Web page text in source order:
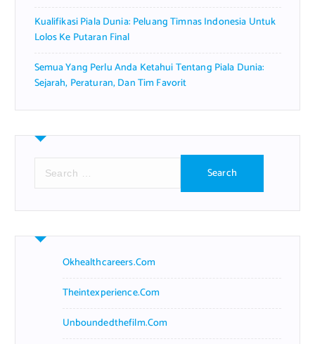
Kualifikasi Piala Dunia: Peluang Timnas Indonesia Untuk
Lolos Ke Putaran Final
Semua Yang Perlu Anda Ketahui Tentang Piala Dunia:
Sejarah, Peraturan, Dan Tim Favorit
r
h
Okhealthcareers.com
Theintexperience.com
Unboundedthefilm.com